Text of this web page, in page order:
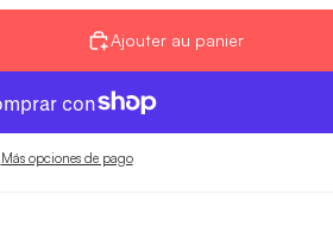
Ajouter au panier
Más opciones de pago